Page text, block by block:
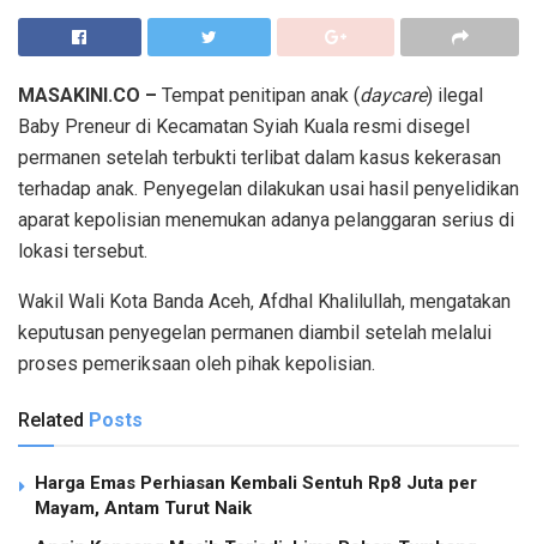
MASAKINI.CO – Tempat penitipan anak (daycare) ilegal
Baby Preneur di Kecamatan Syiah Kuala resmi disegel
permanen setelah terbukti terlibat dalam kasus kekerasan
terhadap anak. Penyegelan dilakukan usai hasil penyelidikan
aparat kepolisian menemukan adanya pelanggaran serius di
lokasi tersebut.
Wakil Wali Kota Banda Aceh, Afdhal Khalilullah, mengatakan
keputusan penyegelan permanen diambil setelah melalui
proses pemeriksaan oleh pihak kepolisian.
Related Posts
Harga Emas Perhiasan Kembali Sentuh Rp8 Juta per
Mayam, Antam Turut Naik